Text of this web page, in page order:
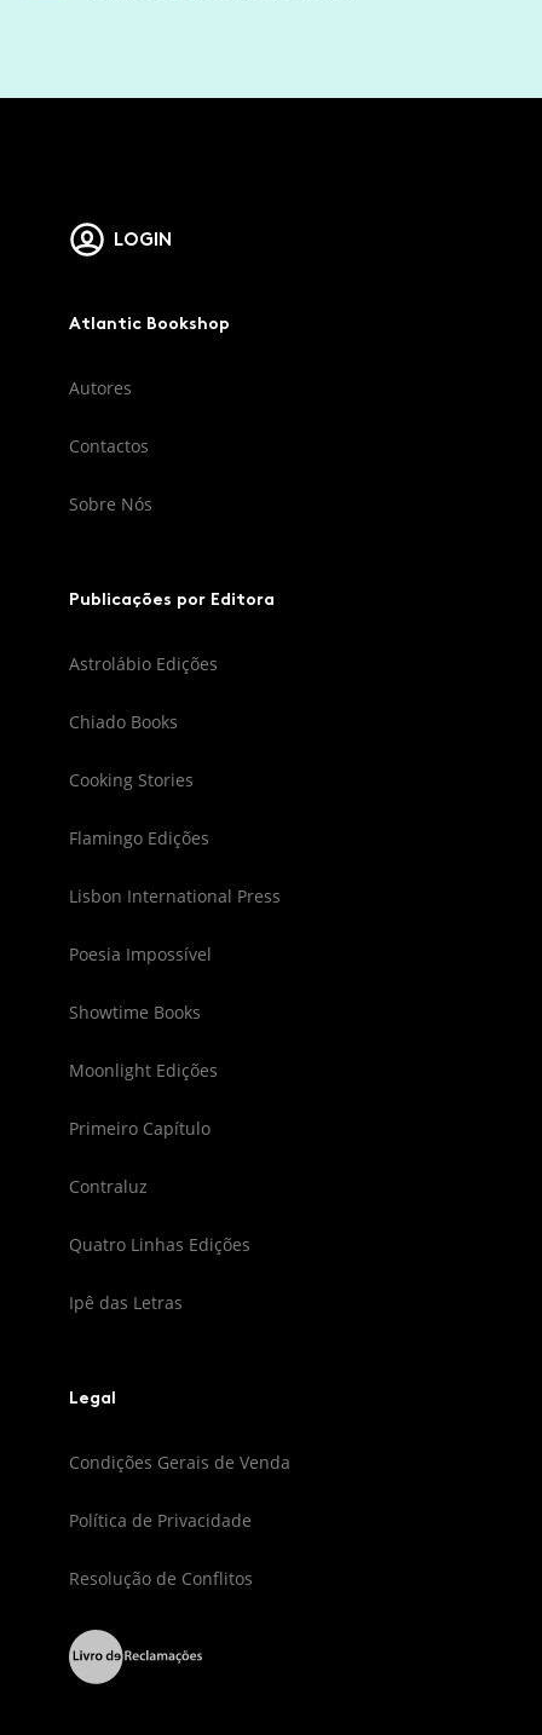
LOGIN
Atlantic Bookshop
Autores
Contactos
Sobre Nós
Publicações por Editora
Astrolábio Edições
Chiado Books
Cooking Stories
Flamingo Edições
Lisbon International Press
Poesia Impossível
Showtime Books
Moonlight Edições
Primeiro Capítulo
Contraluz
Quatro Linhas Edições
Ipê das Letras
Legal
Condições Gerais de Venda
Política de Privacidade
Resolução de Conflitos